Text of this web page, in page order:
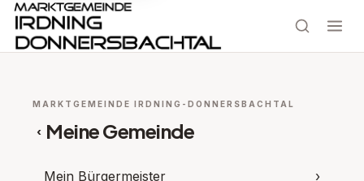
MARKTGEMEINDE IRDNING-DONNERSBACHTAL
‹ Meine Gemeinde
Mein Bürgermeister ›